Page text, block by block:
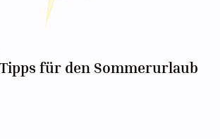
für den Sommerurlaub